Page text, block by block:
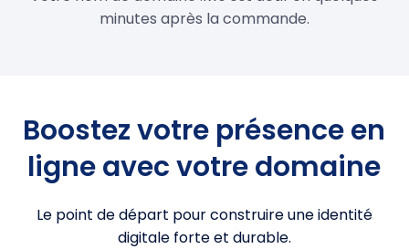
minutes après la commande.
Boostez votre présence en
ligne avec votre domaine
Le point de départ pour construire une identité
digitale forte et durable.